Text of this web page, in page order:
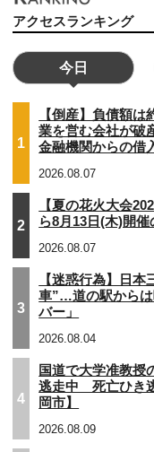
アクセスランキング
今日
1
【倒産】負債額
業を営む会社が
金融機関からの借
2026.08.07
2
【夏の花火大会
ら8月13日(木)開
2026.08.07
3
【迷惑行為】日
車”…道の駅から
バー」
2026.08.04
4
国道で大学准教授
逃走中 死亡ひき
岡市】
2026.08.09